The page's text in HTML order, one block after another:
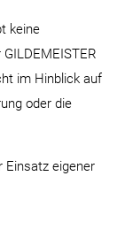
keine
im Hinblick auf
oder die
Einsatz eigener